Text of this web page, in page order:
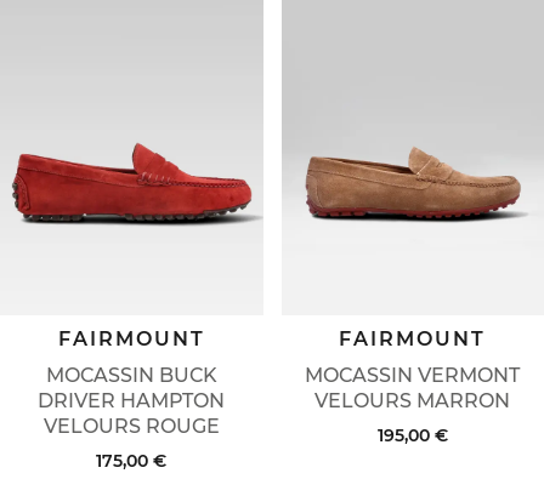
MOCASSIN BUCK
DRIVER HAMPTON
VELOURS ROUGE
FAIRMOUNT
175,00 €
MOCASSIN VERMONT
VELOURS MARRON
FAIRMOUNT
195,00 €